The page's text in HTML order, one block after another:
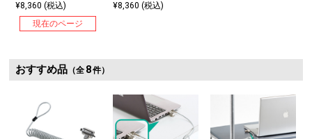
¥8,360 (税込)
現在のページ
¥8,360 (税込)
おすすめ品（全 8件）